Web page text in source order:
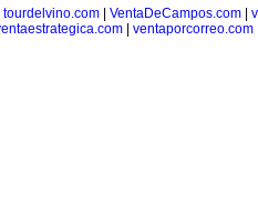
tourdelvino.com| VentaDeCampos.com|
| ventaporcorreo.com